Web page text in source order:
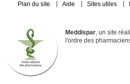
Plan du site Aide Sites utiles
Meddispar , un site
l'ordre des